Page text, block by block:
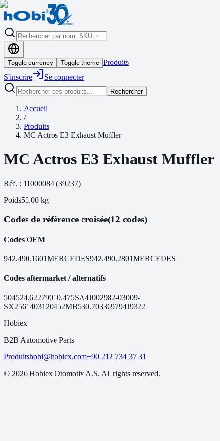
Toggle currency Toggle theme Produits
S'inscrire
Se connecter
Rechercher
Accueil
/
Produits
MC Actros E3 Exhaust Muffler
MC Actros E3 Exhaust Muffler
Réf. : 11000084 (39237)
Poids53.00 kg
Codes de référence croisée(12 codes)
Codes OEM
942.490.1601MERCEDES942.490.2801MERCEDES
Codes aftermarket / alternatifs
504524.62279010.475SA4J002982-03009-
SX25614031 20452MB530.703369794J9322
Hobiex
B2B Automotive Parts
Produitshobi@hobiex.com+90 212 734 37 31
© 2026 Hobiex Otomotiv A.S. All rights reserved.